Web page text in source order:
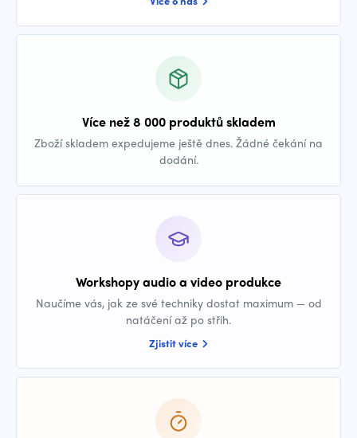
Více než 8 000 produktů skladem
Zboží skladem expedujeme ještě dnes. Žádné čekání na
dodání.
Workshopy audio a video produkce
Naučíme vás, jak ze své techniky dostat maximum — od
natáčení až po střih.
Zjistit více